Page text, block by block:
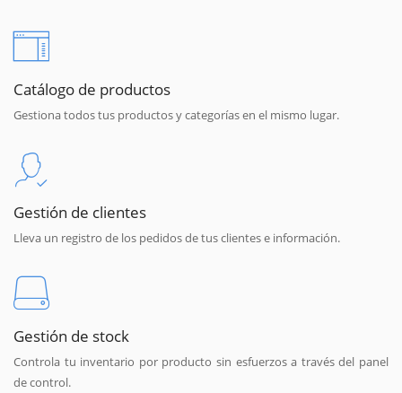
Catálogo de productos
Gestiona todos tus productos y categorías en el mismo lugar.
Gestión de clientes
Lleva un registro de los pedidos de tus clientes e información.
Gestión de stock
Controla tu inventario por producto sin esfuerzos a través del panel
de control.